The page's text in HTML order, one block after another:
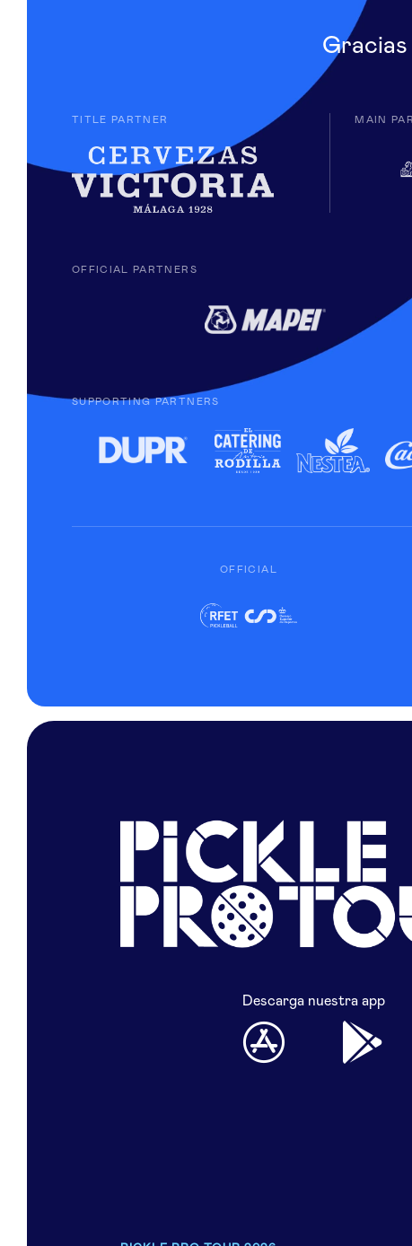
TITLE PARTNER MAIN
OFFICIAL PARTNERS
SUPPORTING PARTNERS
OFFICIAL
Descarga nuestra app